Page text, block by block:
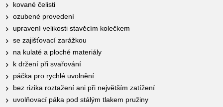
kované čelisti
ozubené provedení
upravení velikosti stavěcím kolečkem
se zajišťovací zarážkou
na kulaté a ploché materiály
k držení při svařování
páčka pro rychlé uvolnění
bez rizika roztažení ani při největším zatížení
uvolňovací páka pod stálým tlakem pružiny